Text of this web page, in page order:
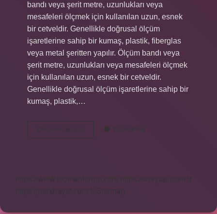
bandı veya şerit metre, uzunlukları veya
mesafeleri ölçmek için kullanılan uzun, esnek
bir cetveldir. Genellikle doğrusal ölçüm
işaretlerine sahip bir kumaş, plastik, fiberglas
veya metal şeritten yapılır. Ölçüm bandı veya
şerit metre, uzunlukları veya mesafeleri ölçmek
için kullanılan uzun, esnek bir cetveldir.
Genellikle doğrusal ölçüm işaretlerine sahip bir
kumaş, plastik,…
Devamını okuyun
Neden
Yorum Bırak
https://www.teomanforum.com
https://vavyapi.com.tr
https://parkhayat.com.tr
Sitemap